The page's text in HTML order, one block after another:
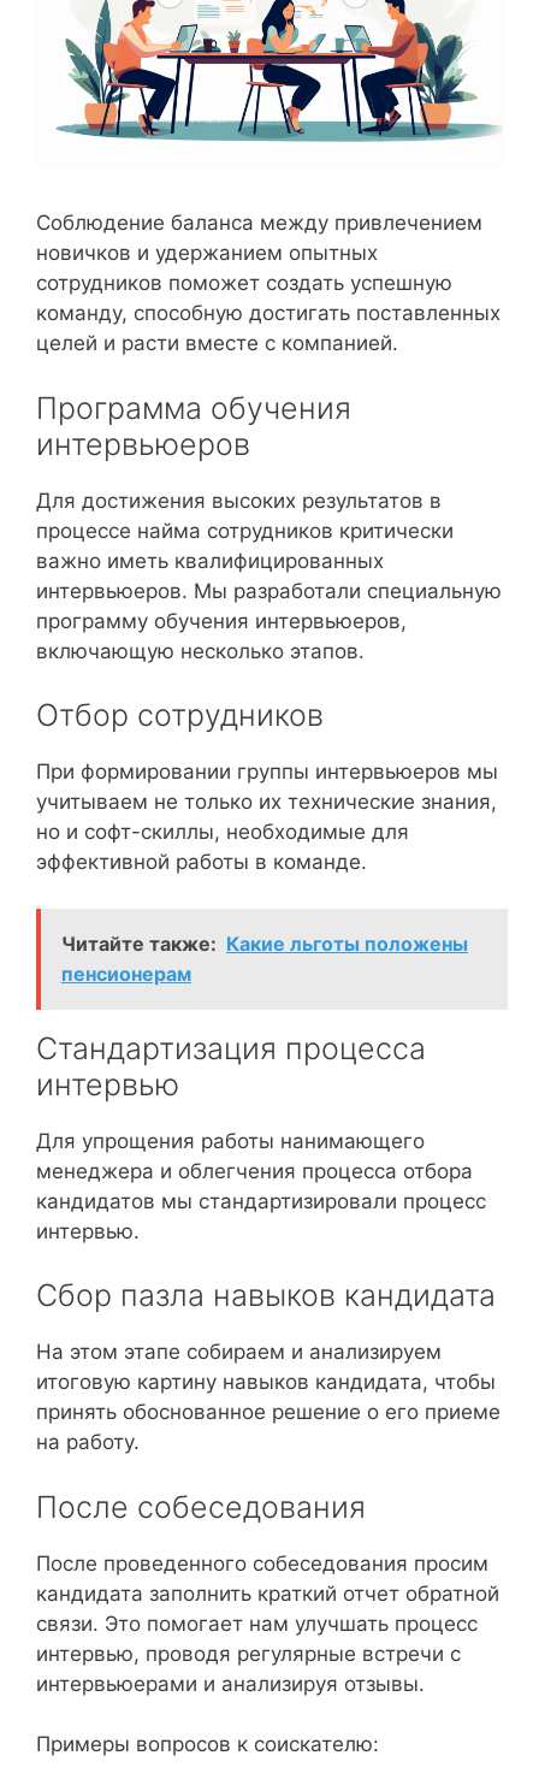
Соблюдение баланса между привлечением
новичков и удержанием опытных
сотрудников поможет создать успешную
команду, способную достигать поставленных
целей и расти вместе с компанией.
Программа обучения
интервьюеров
Для достижения высоких результатов в
процессе найма сотрудников критически
важно иметь квалифицированных
интервьюеров. Мы разработали специальную
программу обучения интервьюеров,
включающую несколько этапов.
Отбор сотрудников
При формировании группы интервьюеров мы
учитываем не только их технические знания,
но и софт-скиллы, необходимые для
эффективной работы в команде.
Читайте также: Какие льготы положены
пенсионерам
Стандартизация процесса
интервью
Для упрощения работы нанимающего
менеджера и облегчения процесса отбора
кандидатов мы стандартизировали процесс
интервью.
Сбор пазла навыков кандидата
На этом этапе собираем и анализируем
итоговую картину навыков кандидата, чтобы
принять обоснованное решение о его приеме
на работу.
После собеседования
После проведенного собеседования просим
кандидата заполнить краткий отчет обратной
связи. Это помогает нам улучшать процесс
интервью, проводя регулярные встречи с
интервьюерами и анализируя отзывы.
Примеры вопросов к соискателю: